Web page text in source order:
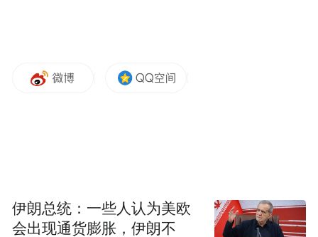
伊朗总统：一些人认为美欧
会出现通货膨胀，伊朗不